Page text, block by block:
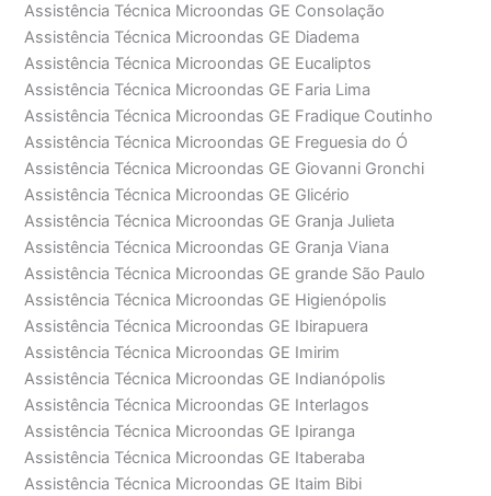
Assistência Técnica Microondas GE Consolação
Assistência Técnica Microondas GE Diadema
Assistência Técnica Microondas GE Eucaliptos
Assistência Técnica Microondas GE Faria Lima
Assistência Técnica Microondas GE Fradique Coutinho
Assistência Técnica Microondas GE Freguesia do Ó
Assistência Técnica Microondas GE Giovanni Gronchi
Assistência Técnica Microondas GE Glicério
Assistência Técnica Microondas GE Granja Julieta
Assistência Técnica Microondas GE Granja Viana
Assistência Técnica Microondas GE grande São Paulo
Assistência Técnica Microondas GE Higienópolis
Assistência Técnica Microondas GE Ibirapuera
Assistência Técnica Microondas GE Imirim
Assistência Técnica Microondas GE Indianópolis
Assistência Técnica Microondas GE Interlagos
Assistência Técnica Microondas GE Ipiranga
Assistência Técnica Microondas GE Itaberaba
Assistência Técnica Microondas GE Itaim Bibi